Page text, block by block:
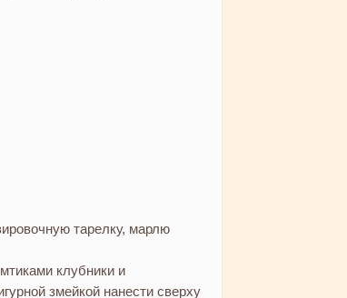
тарелку, марлю
клубники и
змейкой нанести сверху